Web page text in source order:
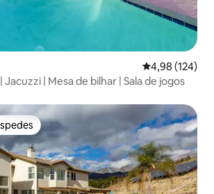
4,98 de uma
4,98 (124)
Jacuzzi | Mesa de bilhar | Sala de jogos